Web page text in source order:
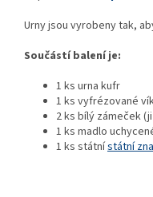
Urny jsou vyrobeny tak,
Součástí balení je:
1 ks urna kufr
1 ks vyfrézované
2 ks bílý zámeček
1 ks madlo
1 ks státnístátní